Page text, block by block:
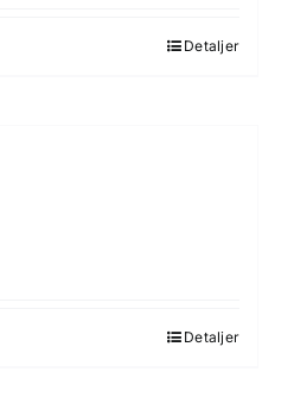
Detaljer
Detaljer